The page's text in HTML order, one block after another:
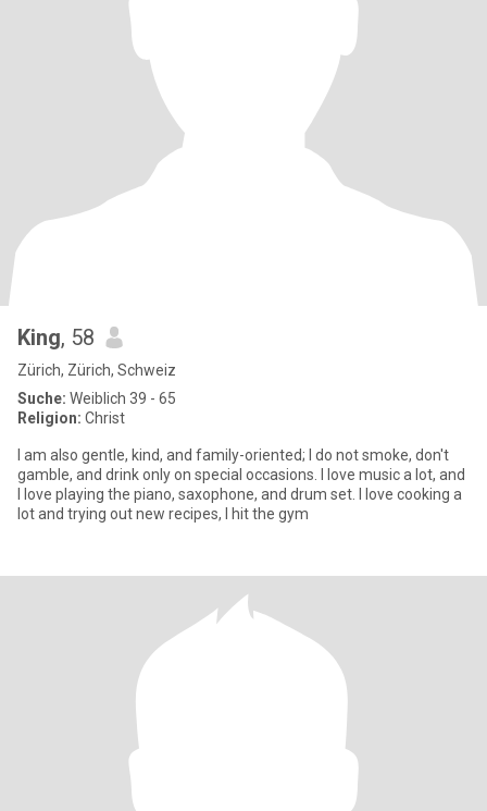
King, 58
Zürich, Zürich, Schweiz
Suche: Weiblich 39 - 65
Religion: Christ
I am also gentle, kind, and family-oriented; I do not smoke, don't
gamble, and drink only on special occasions. I love music a lot, and
I love playing the piano, saxophone, and drum set. I love cooking a
lot and trying out new recipes, I hit the gym